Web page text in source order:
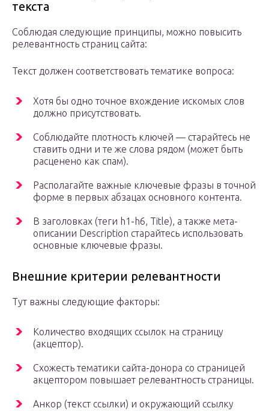
текста
Соблюдая следующие принципы, можно повысить
релевантность страниц сайта:
Текст должен соответствовать тематике вопроса:
Хотя бы одно точное вхождение искомых слов
должно присутствовать.
Соблюдайте плотность ключей — старайтесь не
ставить одни и те же слова рядом (может быть
расценено как спам).
Располагайте важные ключевые фразы в точной
форме в первых абзацах основного контента.
В заголовках (теги h1-h6, Title), а также мета-
описании Description старайтесь использовать
основные ключевые фразы.
Внешние критерии релевантности
Тут важны следующие факторы:
Количество входящих ссылок на страницу
(акцептор).
Схожесть тематики сайта-донора со страницей
акцептором повышает релевантность страницы.
Анкор (текст ссылки) и окружающий ссылку